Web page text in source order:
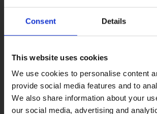
Consent Details
This website uses cookies
We use cookies to personalise content
provide social media features and to
We also share information about your
our social media, advertising and
②強化部分能力
率）/卓越攻擊/每回合回復HP
③弱化部分能力
回饋/連攜傷害1.5倍（原為「連攜傷害2倍